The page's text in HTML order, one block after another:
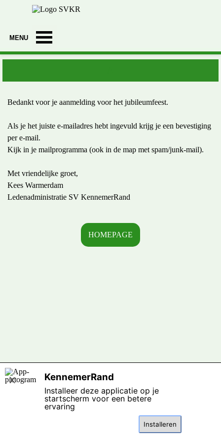
Ga naar de inhoud
Bedankt voor je aanmelding voor het jubileumfeest.
Als je het juiste e-mailadres hebt ingevuld krijg je een bevestiging
per e-mail.
Kijk in je mailprogramma (ook in de map met spam/junk-mail).
Met vriendelijke groet,
Kees Warmerdam
Ledenadministratie SV KennemerRand
HOMEPAGE
KennemerRand
Installeer deze applicatie op je
startscherm voor een betere
ervaring
Installeren
X